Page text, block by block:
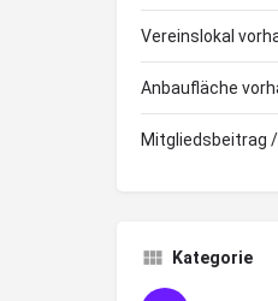
Vereinslokal
Anbaufläche
Mitgliedsbeitrag
Kategorie